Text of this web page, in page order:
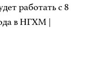
работать с 8
в НГХМ |